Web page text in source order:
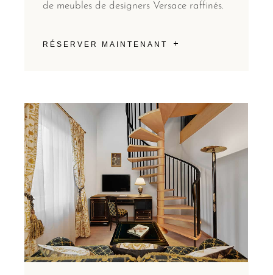
de meubles de designers Versace raffinés.
RÉSERVER MAINTENANT